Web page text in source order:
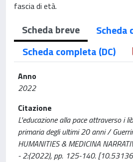
fascia di età.
Scheda breve
Scheda
Scheda completa (DC)
Anno
2022
Citazione
L'educazione alla pace attraverso i
primaria degli ultimi 20 anni /
HUMANITIES & MEDICINA
- 2:(2022), pp. 125-140.